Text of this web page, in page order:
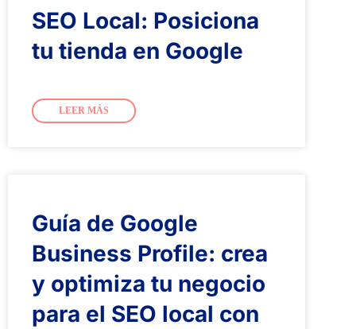
SEO Local: Posiciona
tu tienda en Google
LEER MÁS
Guía de Google
Business Profile: crea
y optimiza tu negocio
para el SEO local con